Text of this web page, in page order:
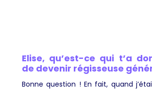
Elise, qu’est-ce qui t’a
de devenir régisseuse
Bonne question ! En fait, quand